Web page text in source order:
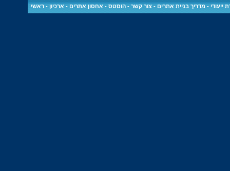
ייעודי -מדריך בניית אתרים -צור קשר -הוסטס - אחסון אתרים - ארכיון -ראשי